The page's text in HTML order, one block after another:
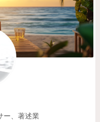
ー、著述業